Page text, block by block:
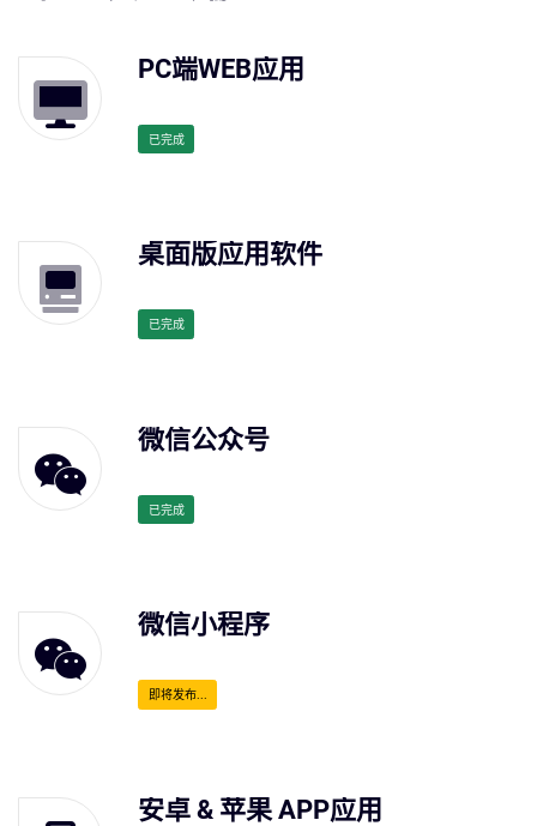
PC端WEB应用
已完成
桌面版应用软件
已完成
微信公众号
已完成
微信小程序
即将发布...
安卓 & 苹果 APP应用